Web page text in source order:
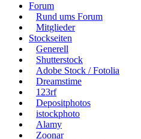
Forum
Rund ums Forum
Mitglieder
Stockseiten
Generell
Shutterstock
Adobe Stock / Fotolia
Dreamstime
123rf
Depositphotos
istockphoto
Alamy
Zoonar